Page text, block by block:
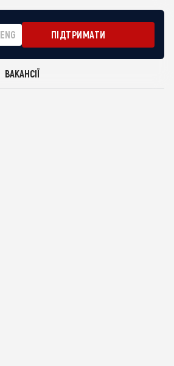
ENG ПІДТРИМАТИ
ВАКАНСІЇ